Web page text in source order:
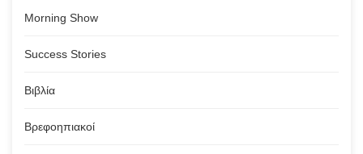
Morning Show
Success Stories
Βιβλία
Βρεφοηπιακοί